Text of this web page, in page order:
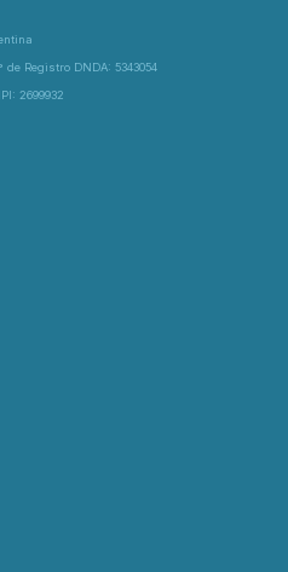
de Registro DNDA: 5343054
2699932